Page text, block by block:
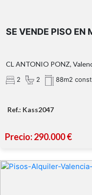
SE VENDE PISO EN
CL ANTONIO PONZ,
2 2 88m2
Ref.: Kass2047
Precio: 290.000 €